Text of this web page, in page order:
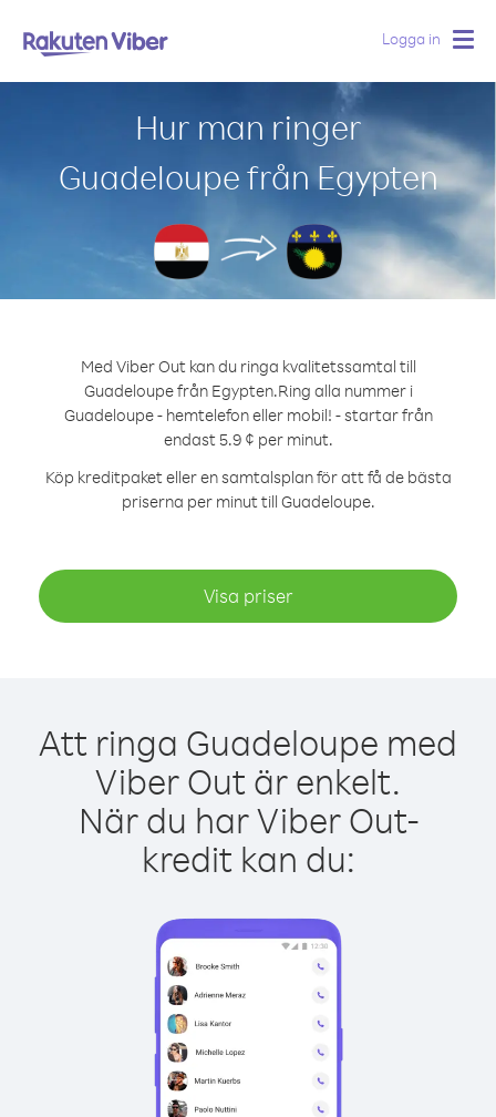
Logga in
Hur man ringer
Guadeloupe från Egypten
Med Viber Out kan du ringa kvalitetssamtal till
Guadeloupe från Egypten.Ring alla nummer i
Guadeloupe - hemtelefon eller mobil! - startar från
endast 5.9 ¢ per minut.
Köp kreditpaket eller en samtalsplan för att få de bästa
priserna per minut till Guadeloupe.
Visa priser
Att ringa Guadeloupe med
Viber Out är enkelt.
När du har Viber Out-
kredit kan du: